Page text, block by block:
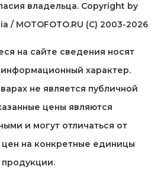
владельца. Copyright by
/ MOTOFOTO.RU (C) 2003-2026
на cайте сведения носят
характер.
не является публичной
цены являются
и могут отличаться от
цен на конкретные единицы
продукции.